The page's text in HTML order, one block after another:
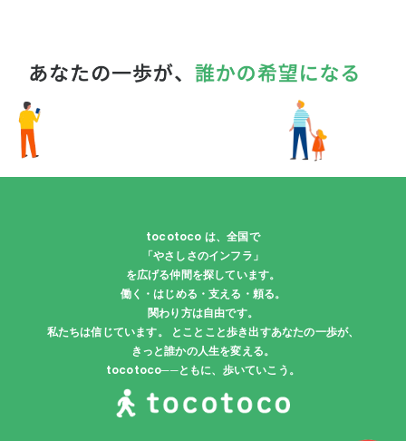
tocotoco は、全国で
「やさしさのインフラ」
を広げる仲間を探しています。
働く・はじめる・支える・頼る。
関わり方は自由です。
私たちは信じています。 とことこと歩き出すあなたの一歩が、
きっと誰かの人生を変える。
tocotoco──ともに、歩いていこう。